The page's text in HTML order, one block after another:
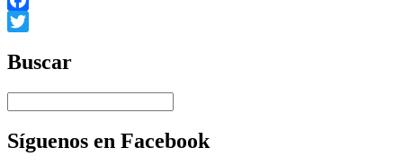
Facebook
Buscar
Síguenos en Facebook